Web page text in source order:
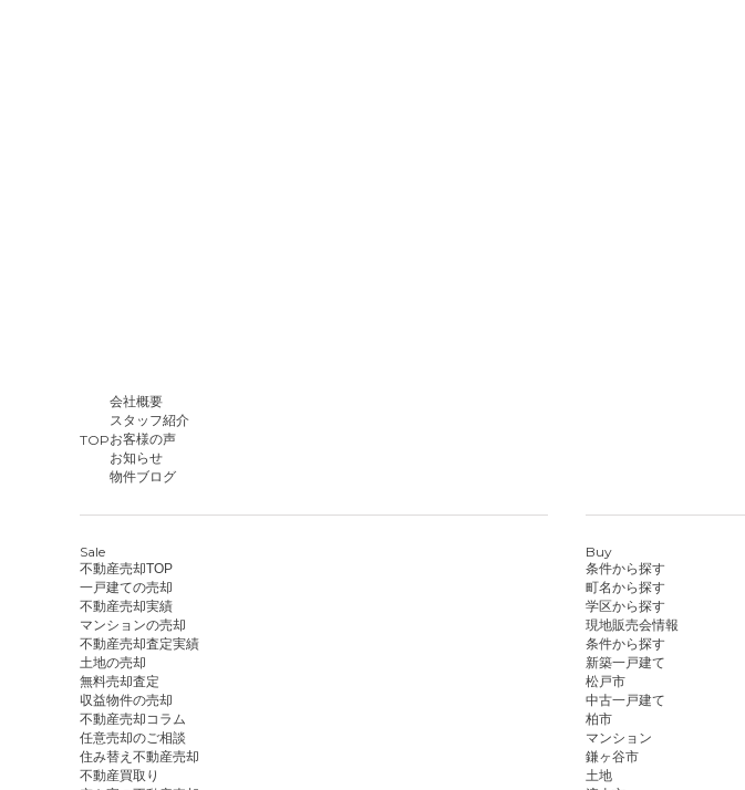
TOP
会社概要
スタッフ紹介
お客様の声
お知らせ
物件ブログ
Sale
不動産売却TOP
一戸建ての売却
不動産売却実績
マンションの売却
不動産売却査定実績
土地の売却
無料売却査定
収益物件の売却
不動産売却コラム
任意売却のご相談
住み替え不動産売却
不動産買取り
Buy
条件から探す
町名から探す
学区から探す
現地販売会情報
条件から探す
新築一戸建て
松戸市
中古一戸建て
柏市
マンション
鎌ヶ谷市
土地